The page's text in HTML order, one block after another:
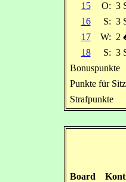
15
O: 3
16
S: 3
17
W: 2
18
S: 3
Bonuspunkte
Punkte für
Strafpunkte
Board